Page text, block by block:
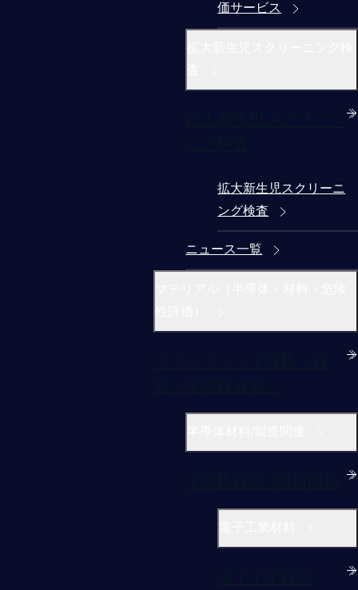
価サービス
拡大新生児スクリーニ
ング検査
ニュース一覧